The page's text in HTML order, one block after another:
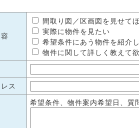
間取り図／区画図を見せて
実際に物件を見たい
希望条件にあう物件を紹介
物件に関して詳しく教えて
ス
希望条件、物件案内希望日、質